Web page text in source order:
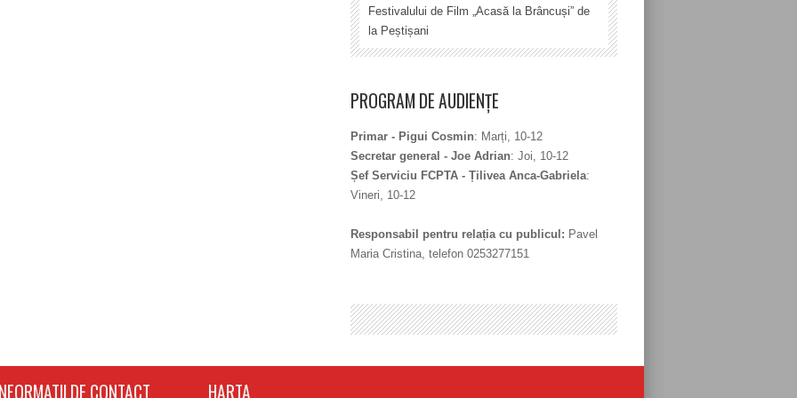
Festivalului de Film „Acasă la Brâncuși” de
la Peștișani
PROGRAM DE AUDIENȚE
Primar - Pigui Cosmin: Marți, 10-12
Secretar general - Joe Adrian: Joi, 10-12
Șef Serviciu FCPTA - Țilivea Anca-Gabriela:
Vineri, 10-12
Responsabil pentru relația cu publicul: Pavel
Maria Cristina, telefon 0253277151
DE CONTACT HARTA